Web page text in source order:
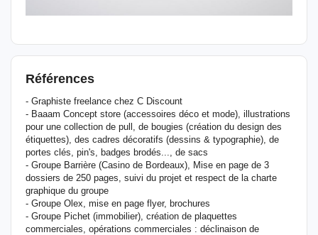
Références
- Graphiste freelance chez C Discount
- Baaam Concept store (accessoires déco et mode), illustrations
pour une collection de pull, de bougies (création du design des
étiquettes), des cadres décoratifs (dessins & typographie), de
portes clés, pin's, badges brodés..., de sacs
- Groupe Barrière (Casino de Bordeaux), Mise en page de 3
dossiers de 250 pages, suivi du projet et respect de la charte
graphique du groupe
- Groupe Olex, mise en page flyer, brochures
- Groupe Pichet (immobilier), création de plaquettes
commerciales, opérations commerciales : déclinaison de